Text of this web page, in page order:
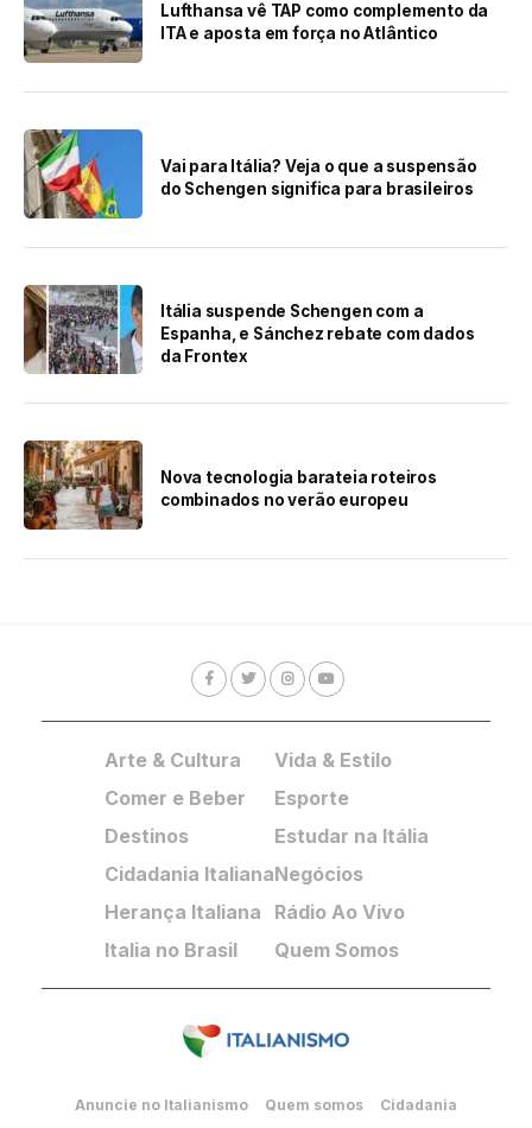
Lufthansa vê TAP como complemento da
ITA e aposta em força no Atlântico
Vai para Itália? Veja o que a suspensão
do Schengen significa para brasileiros
Itália suspende Schengen com a
Espanha, e Sánchez rebate com dados
da Frontex
Nova tecnologia barateia roteiros
combinados no verão europeu
Arte & Cultura
Comer e Beber
Destinos
Cidadania Italiana
Herança Italiana
Italia no Brasil
Vida & Estilo
Esporte
Estudar na Itália
Negócios
Rádio Ao Vivo
Quem Somos
Anuncie no Italianismo Quem somos Cidadania